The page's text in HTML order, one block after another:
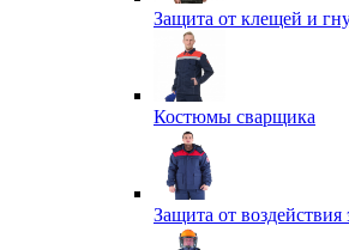
Защита от клещей и
Костюмы сварщика
Защита от воздействия